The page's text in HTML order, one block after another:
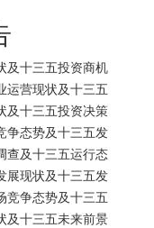
及十三五投资商机
运营现状及十三五
及十三五投资决策
争态势及十三五发
查及十三五运行态
展现状及十三五发
竞争态势及十三五
及十三五未来前景